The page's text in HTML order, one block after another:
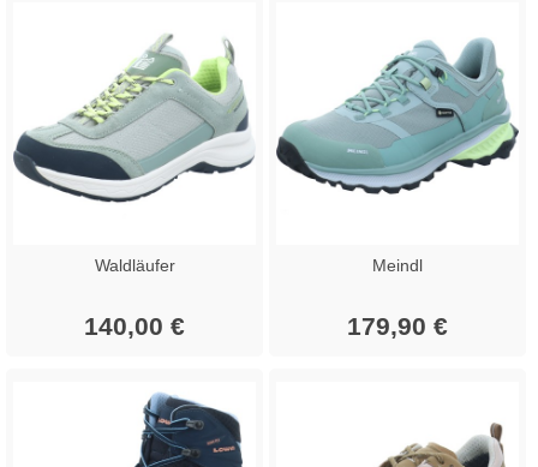
Waldläufer
140,00 €
Meindl
179,90 €